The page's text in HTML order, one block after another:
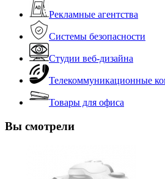
Рекламные агентства
Системы безопасности
Студии веб-дизайна
Телекоммуникационные
Товары для офиса
Вы смотрели